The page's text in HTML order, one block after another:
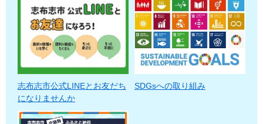
志布志市公式LINEとお友だち
になりませんか
SDGsへの取り組み